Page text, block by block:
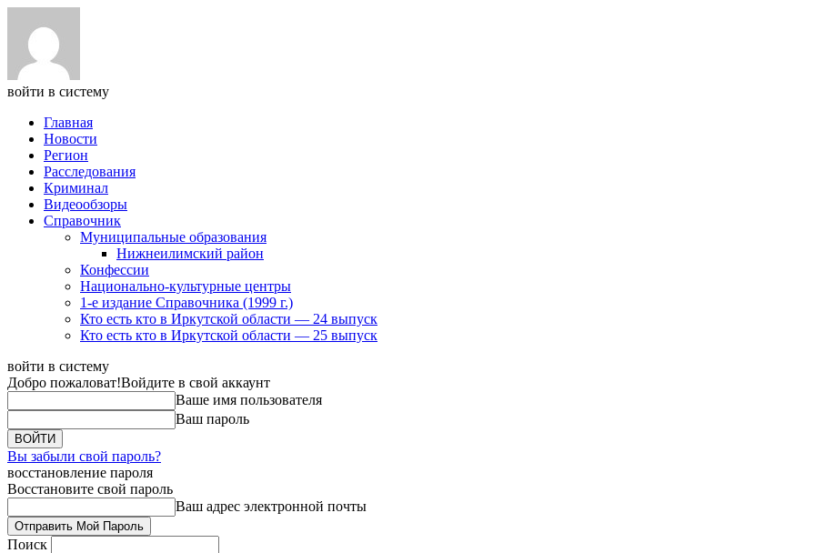
войти в систему
Главная
Новости
Регион
Расследования
Криминал
Видеообзоры
Справочник
Муниципальные образования
Нижнеилимский район
Конфессии
Национально-культурные центры
1-е издание Справочника (1999 г.)
Кто есть кто в Иркутской области — 24 выпуск
Кто есть кто в Иркутской области — 25 выпуск
войти в систему
Добро пожаловат!Войдите в свой аккаунт
Ваше имя пользователя
Ваш пароль
Вы забыли свой пароль?
восстановление пароля
Восстановите свой пароль
Ваш адрес электронной почты
Поиск